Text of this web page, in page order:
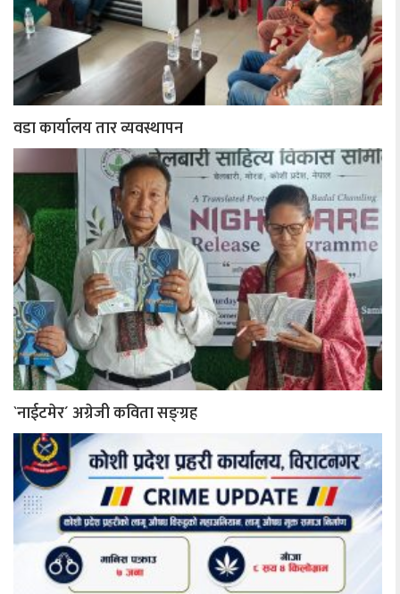
वडा कार्यालय तार व्यवस्थापन
`नाईटमेर´ अग्रेजी कविता सङ्ग्रह